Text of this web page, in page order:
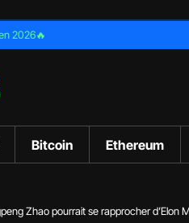
2026🔥
Bitcoin Ethereum
Zhao pourrait se rapprocher d’Elon